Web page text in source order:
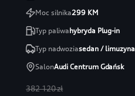
Moc silnika299KM
Typ paliwahybryda Plug-in
Typ nadwoziasedan / limuzyna
SalonAudi Centrum Gdańsk
382 120 zł